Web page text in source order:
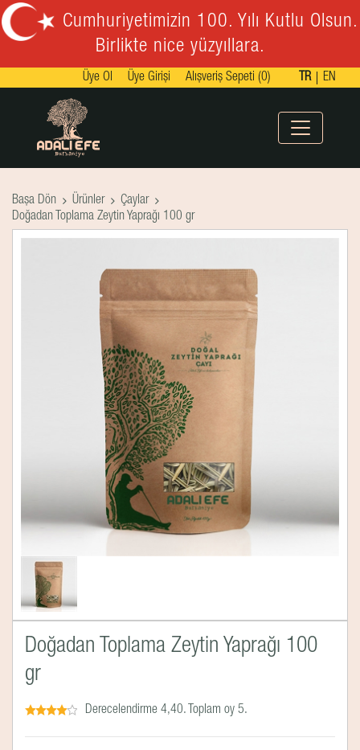
Cumhuriyetimizin 100. Yılı Kutlu Olsun.
Birlikte nice yüzyıllara.
Üye Ol Üye Girişi Alışveriş Sepeti (0) TR EN
Başa Dön Ürünler
Çaylar
Doğadan Toplama Zeytin Yaprağı 100 gr
Doğadan Toplama Zeytin Yaprağı 100
gr
Derecelendirme 4,40. Toplam oy 5.